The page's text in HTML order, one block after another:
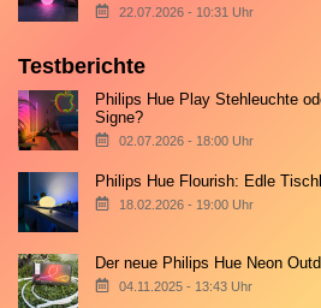
22.07.2026 - 10:31 Uhr
Testberichte
Philips Hue Play Stehleuchte
Signe?
02.07.2026 - 18:00 Uhr
Philips Hue Flourish: Edle
18.02.2026 - 19:00 Uhr
Der neue Philips Hue Neon
04.11.2025 - 13:43 Uhr